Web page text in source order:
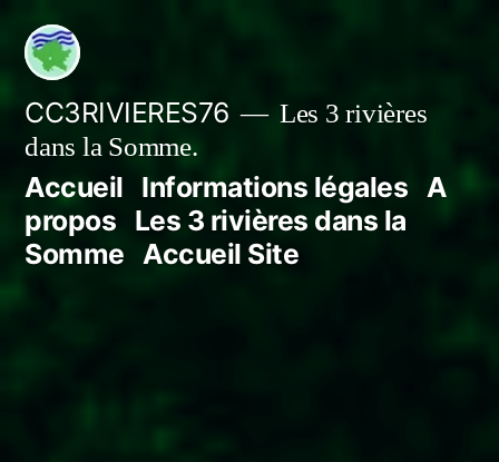
Aller
contenu
CC3RIVIERES76
Les 3 rivières
dans la Somme.
Accueil Informations légales A
propos Les 3 rivières dans la
Somme Accueil Site